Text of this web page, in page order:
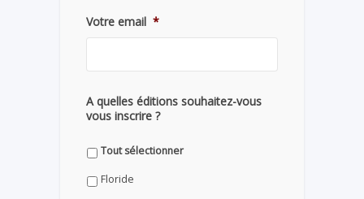
Votre email *
A quelles éditions souhaitez-vous
vous inscrire ?
Tout sélectionner
Floride